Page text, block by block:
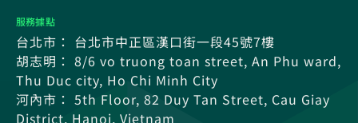
服務據點
台北市： 台北市中正區漢口街一段45號7樓
胡志明： 8/6 vo truong toan street, An Phu ward,
Thu Duc city, Ho Chi Minh City
河內市： 5th Floor, 82 Duy Tan Street, Cau Giay
District, Hanoi, Vietnam